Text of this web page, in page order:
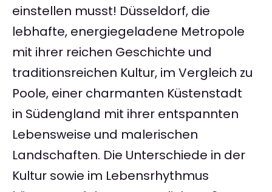
einstellen musst! Düsseldorf, die
lebhafte, energiegeladene Metropole
mit ihrer reichen Geschichte und
traditionsreichen Kultur, im Vergleich zu
Poole, einer charmanten Küstenstadt
in Südengland mit ihrer entspannten
Lebensweise und malerischen
Landschaften. Die Unterschiede in der
Kultur sowie im Lebensrhythmus